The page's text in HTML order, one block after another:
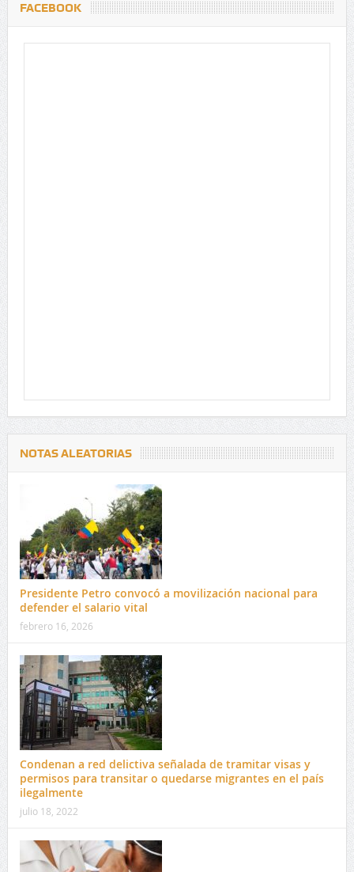
FACEBOOK
NOTAS ALEATORIAS
Presidente Petro convocó a movilización nacional para
defender el salario vital
febrero 16, 2026
Condenan a red delictiva señalada de tramitar visas y
permisos para transitar o quedarse migrantes en el país
ilegalmente
julio 18, 2022